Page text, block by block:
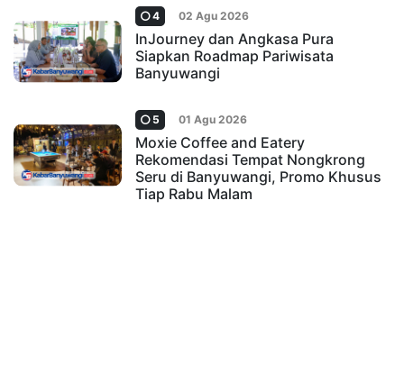
4 02 Agu 2026
InJourney dan Angkasa Pura
Siapkan Roadmap Pariwisata
Banyuwangi
5 01 Agu 2026
Moxie Coffee and Eatery
Rekomendasi Tempat Nongkrong
Seru di Banyuwangi, Promo Khusus
Tiap Rabu Malam